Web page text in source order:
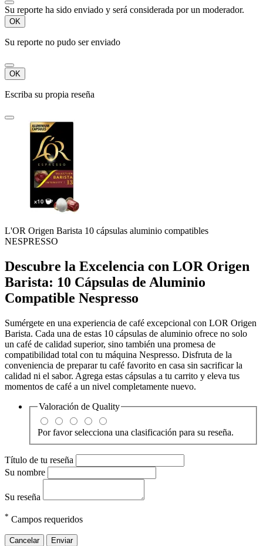
Su reporte ha sido enviado y será considerada por un moderador.
OK
Su reporte no pudo ser enviado
OK
Escriba su propia reseña
L'OR Origen Barista 10 cápsulas aluminio compatibles
NESPRESSO
Descubre la Excelencia con LOR Origen
Barista: 10 Cápsulas de Aluminio
Compatible Nespresso
Sumérgete en una experiencia de café excepcional con LOR Origen
Barista. Cada una de estas 10 cápsulas de aluminio ofrece no solo
un café de calidad superior, sino también una promesa de
compatibilidad total con tu máquina Nespresso. Disfruta de la
conveniencia de preparar tu café favorito en casa sin sacrificar la
calidad ni el sabor. Agrega estas cápsulas a tu carrito y eleva tus
momentos de café a un nivel completamente nuevo.
Valoración de Quality
Por favor selecciona una clasificación para su reseña.
Título de tu reseña
Su nombre
Su reseña
* Campos requeridos
Cancelar Enviar